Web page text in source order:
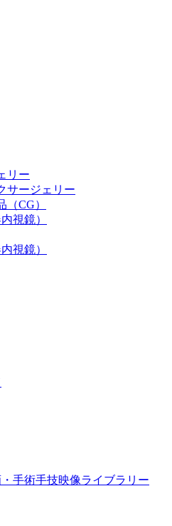
リー
サージェリー
CG）
視鏡）
視鏡）
手術手技映像ライブラリー